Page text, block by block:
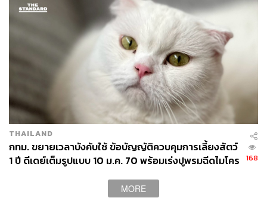
THAILAND
กทม. ขยายเวลาบังคับใช้ ข้อบัญญัติควบคุมการเลี้ยงสัตว์
1 ปี ดีเดย์เต็มรูปแบบ 10 ม.ค. 70 พร้อมเร่งปูพรมฉีดไมโคร
168
MORE